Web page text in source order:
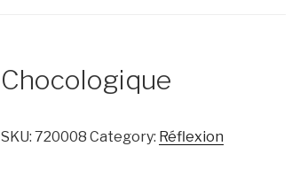
Chocologique
SKU: 720008 Category: Réflexion